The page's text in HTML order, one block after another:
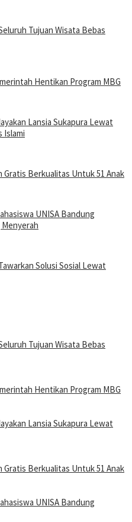
Tujuan Wisata Bebas
Hentikan Program MBG
Lansia Sukapura Lewat
Islami
Gratis Berkualitas Untuk 51 Anak
UNISA Bandung
Solusi Sosial Lewat
Tujuan Wisata Bebas
Hentikan Program MBG
Lansia Sukapura Lewat
Gratis Berkualitas Untuk 51 Anak
UNISA Bandung